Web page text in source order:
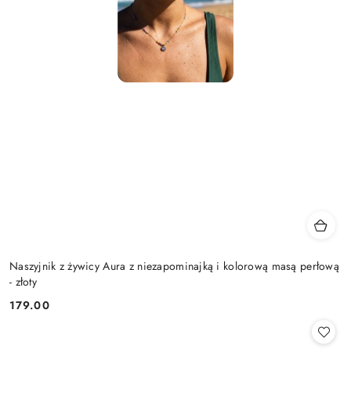
Naszyjnik z żywicy Aura z niezapominajką i kolorową masą perłową
- złoty
Cena:
179.00